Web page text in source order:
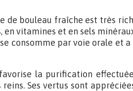
de bouleau fraîche est très
en vitamines et en sels
consomme par voie orale et
la purification
Ses vertus sont